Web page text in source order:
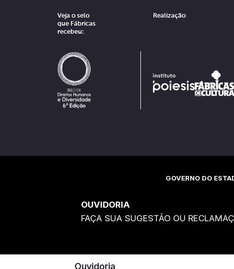
Veja o selo
que Fábricas
recebeu:
Realização
GOVERNO DO
OUVIDORIA
FAÇA SUA SUGESTÃO OU
Ouvidoria